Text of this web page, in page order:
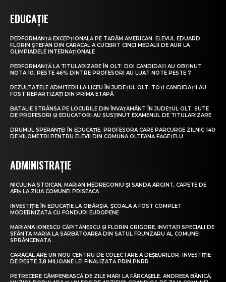
EDUCAȚIE
PERFORMANȚĂ EXCEPȚIONALĂ PE TĂRÂM AMERICAN. ELEVUL EDUARD
FLORIN ȘTEFAN DIN CARACAL A CUCERIT CINCI MEDALII DE AUR LA
OLIMPIADELE INTERNAȚIONALE
PERFORMANȚĂ LA TITULARIZARE ÎN OLT: DOI CANDIDAȚI AU OBȚINUT
NOTA 10. PESTE 46% DINTRE PROFESORI AU LUAT NOTE PESTE 7
REZULTATELE ADMITERII LA LICEU ÎN JUDEȚUL OLT. TOȚI CANDIDAȚII AU
FOST REPARTIZAȚI DIN PRIMA ETAPĂ
BĂTĂLIE STRÂNSĂ PE LOCURILE DIN ÎNVĂȚĂMÂNT ÎN JUDEȚUL OLT. SUTE
DE PROFESORI ȘI EDUCATORI AU SUSȚINUT EXAMENUL DE TITULARIZARE
DRUMUL SPERANȚEI ÎN EDUCAȚIE. PROFESORA CARE PARCURGE ZILNIC 140
DE KILOMETRI PENTRU ELEVII DIN COMUNA OLTEANĂ FĂGEȚELU
ADMINISTRAȚIE
NICULINA STOICAN, MARIAN MEDREGONIU ȘI SANDA ARGINT, CAPETE DE
AFIȘ LA ZIUA COMUNEI PRISEACA
INVESTIȚIE ÎN EDUCAȚIE LA OBÂRȘIA. ȘCOALA A FOST COMPLET
MODERNIZATĂ CU FONDURI EUROPENE
MARIANA IONESCU CĂPITĂNESCU ȘI FLORIN GRIGORE, INVITAȚI SPECIALI DE
SFÂNTA MARIA LA SĂRBĂTOAREA DIN SATUL FRUNZARU AL COMUNEI
SPRÂNCENATA
CARACAL ARE UN NOU CENTRU DE COLECTARE A DEȘEURILOR. INVESTIȚIE
DE PESTE 3,8 MILIOANE LEI FINALIZATĂ PRIN PNRR
PETRECERE CÂMPENEASCĂ DE ZILE MARI LA FĂRCAȘELE. ANDREEA BĂNICĂ,